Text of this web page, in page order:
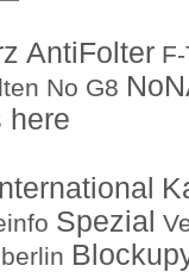
AntiFolter
No G8
here
Spezial
berlin